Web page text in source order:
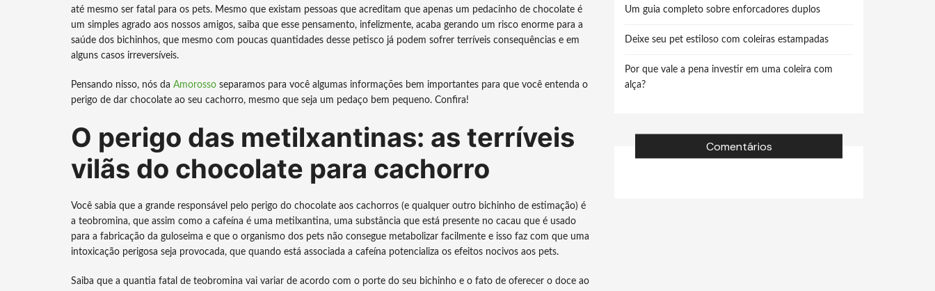
até mesmo ser fatal para os pets. Mesmo que existam pessoas que acreditam que apenas um pedacinho de chocolate é
um simples agrado aos nossos amigos, saiba que esse pensamento, infelizmente, acaba gerando um risco enorme para a
saúde dos bichinhos, que mesmo com poucas quantidades desse petisco já podem sofrer terríveis consequências e em
alguns casos irreversíveis.
Pensando nisso, nós da Amorosso separamos para você algumas informações bem importantes para que você entenda o
perigo de dar chocolate ao seu cachorro, mesmo que seja um pedaço bem pequeno. Confira!
O perigo das metilxantinas: as terríveis
vilãs do chocolate para cachorro
Você sabia que a grande responsável pelo perigo do chocolate aos cachorros (e qualquer outro bichinho de estimação) é
a teobromina, que assim como a cafeína é uma metilxantina, uma substância que está presente no cacau que é usado
para a fabricação da guloseima e que o organismo dos pets não consegue metabolizar facilmente e isso faz com que uma
intoxicação perigosa seja provocada, que quando está associada a cafeína potencializa os efeitos nocivos aos pets.
Saiba que a quantia fatal de teobromina vai variar de acordo com o porte do seu bichinho e o fato de oferecer o doce ao
Um guia completo sobre enforcadores duplos
Deixe seu pet estiloso com coleiras estampadas
Por que vale a pena investir em uma coleira com
alça?
Comentários